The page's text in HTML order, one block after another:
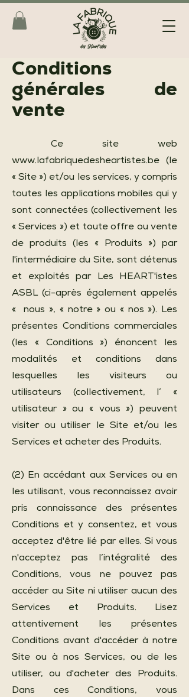
Conditions
générales de
vente
Ce site web
www.lafabriquedesheartistes.be (le
« Site ») et/ou les services, y compris
toutes les applications mobiles qui y
sont connectées (collectivement les
« Services ») et toute offre ou vente
de produits (les « Produits ») par
l'intermédiaire du Site, sont détenus
et exploités par Les HEART'istes
ASBL (ci-après également appelés
« nous », « notre » ou « nos »). Les
présentes Conditions commerciales
(les « Conditions ») énoncent les
modalités et conditions dans
lesquelles les visiteurs ou
utilisateurs (collectivement, l’ «
utilisateur » ou « vous ») peuvent
visiter ou utiliser le Site et/ou les
Services et acheter des Produits.
(2) En accédant aux Services ou en
les utilisant, vous reconnaissez avoir
pris connaissance des présentes
Conditions et y consentez, et vous
acceptez d'être lié par elles. Si vous
n'acceptez pas l’intégralité des
Conditions, vous ne pouvez pas
accéder au Site ni utiliser aucun des
Services et Produits. Lisez
attentivement les présentes
Conditions avant d'accéder à notre
Site ou à nos Services, ou de les
utiliser, ou d'acheter des Produits.
Dans ces Conditions, vous